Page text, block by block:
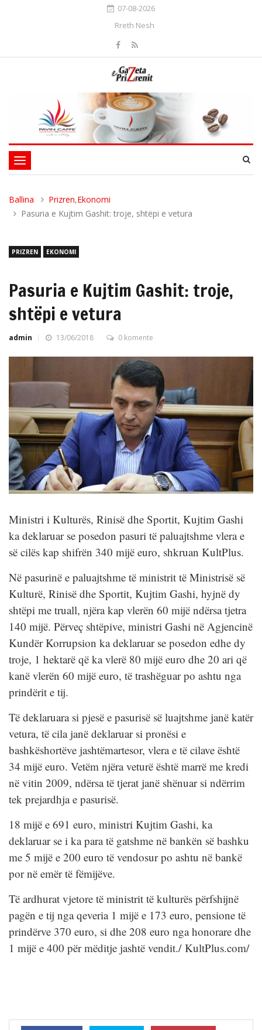
07-08-2026
Rreth Nesh
Toggle
navigation
Ballina Prizren,Ekonomi
Pasuria e Kujtim Gashit: troje, shtëpi e vetura
PRIZREN EKONOMI
Pasuria e Kujtim Gashit: troje,
shtëpi e vetura
admin 13/06/2018 0 komente
Ministri i Kulturës, Rinisë dhe Sportit, Kujtim Gashi
ka deklaruar se posedon pasuri të paluajtshme vlera e
së cilës kap shifrën 340 mijë euro, shkruan KultPlus.
Në pasurinë e paluajtshme të ministrit të Ministrisë së
Kulturë, Rinisë dhe Sportit, Kujtim Gashi, hyjnë dy
shtëpi me truall, njëra kap vlerën 60 mijë ndërsa tjetra
140 mijë. Përveç shtëpive, ministri Gashi në Agjencinë
Kundër Korrupsion ka deklaruar se posedon edhe dy
troje, 1 hektarë që ka vlerë 80 mijë euro dhe 20 ari që
kanë vlerën 60 mijë euro, të trashëguar po ashtu nga
prindërit e tij.
Të deklaruara si pjesë e pasurisë së luajtshme janë katër
vetura, të cila janë deklaruar si pronësi e
bashkëshortëve jashtëmartesor, vlera e të cilave është
34 mijë euro. Vetëm njëra veturë është marrë me kredi
në vitin 2009, ndërsa të tjerat janë shënuar si ndërrim
tek prejardhja e pasurisë.
18 mijë e 691 euro, ministri Kujtim Gashi, ka
deklaruar se i ka para të gatshme në bankën së bashku
me 5 mijë e 200 euro të vendosur po ashtu në bankë
por në emër të fëmijëve.
Të ardhurat vjetore të ministrit të kulturës përfshijnë
pagën e tij nga qeveria 1 mijë e 173 euro, pensione të
prindërve 370 euro, si dhe 208 euro nga honorare dhe
1 mijë e 400 për mëditje jashtë vendit./ KultPlus.com/